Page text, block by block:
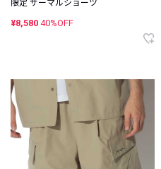
限定 サーマルショーツ
¥8,580 40%OFF